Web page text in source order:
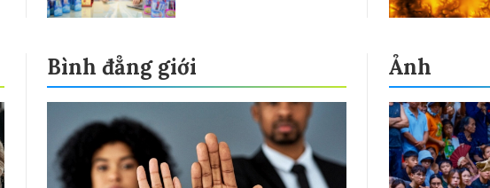
Bình đẳng giới Ảnh